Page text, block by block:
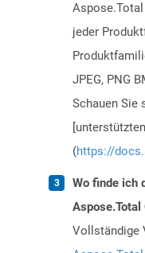
jeder
JPEG, PNG
Schauen Sie
(https://
Wo finde ich
Aspose.Total
Vollständige